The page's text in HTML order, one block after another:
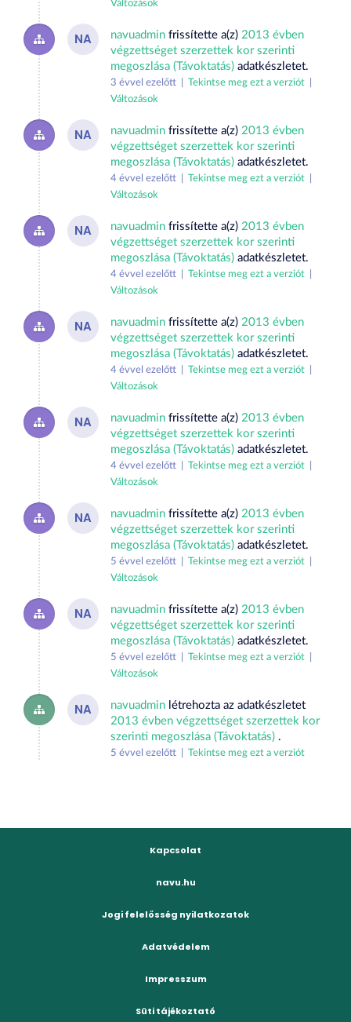
Változások
NA navuadmin frissítette a(z) 2013 évben
végzettséget szerzettek kor szerinti
megoszlása (Távoktatás) adatkészletet.
3 évvel ezelőtt | Tekintse meg ezt a verziót
Változások
NA navuadmin frissítette a(z) 2013 évben
végzettséget szerzettek kor szerinti
megoszlása (Távoktatás) adatkészletet.
4 évvel ezelőtt | Tekintse meg ezt a verziót
Változások
NA navuadmin frissítette a(z) 2013 évben
végzettséget szerzettek kor szerinti
megoszlása (Távoktatás) adatkészletet.
4 évvel ezelőtt | Tekintse meg ezt a verziót
Változások
NA navuadmin frissítette a(z) 2013 évben
végzettséget szerzettek kor szerinti
megoszlása (Távoktatás) adatkészletet.
4 évvel ezelőtt | Tekintse meg ezt a verziót
Változások
NA navuadmin frissítette a(z) 2013 évben
végzettséget szerzettek kor szerinti
megoszlása (Távoktatás) adatkészletet.
4 évvel ezelőtt | Tekintse meg ezt a verziót
Változások
NA navuadmin frissítette a(z) 2013 évben
végzettséget szerzettek kor szerinti
megoszlása (Távoktatás) adatkészletet.
5 évvel ezelőtt | Tekintse meg ezt a verziót
Változások
NA navuadmin frissítette a(z) 2013 évben
végzettséget szerzettek kor szerinti
megoszlása (Távoktatás) adatkészletet.
5 évvel ezelőtt | Tekintse meg ezt a verziót
Változások
NA navuadmin létrehozta az adatkészletet
2013 évben végzettséget szerzettek kor
szerinti megoszlása (Távoktatás) .
5 évvel ezelőtt | Tekintse meg ezt a verziót
Kapcsolat
navu.hu
Jogi felelősség nyilatkozatok
Adatvédelem
Impresszum
Süti tájékoztató